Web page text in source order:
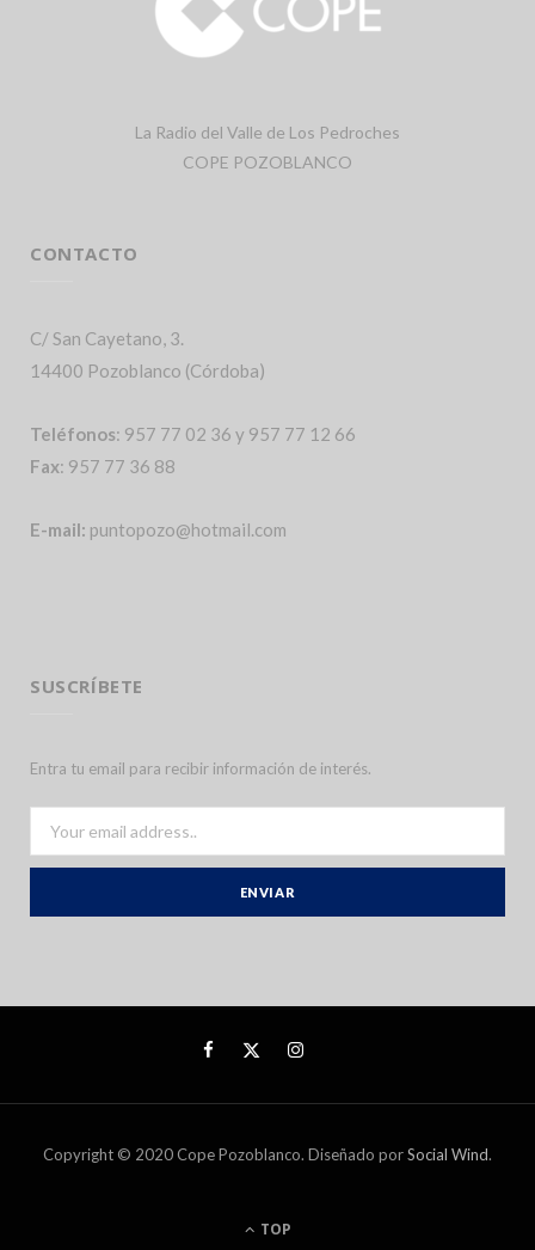
La Radio del Valle de Los Pedroches
COPE POZOBLANCO
CONTACTO
C/ San Cayetano, 3.
14400 Pozoblanco (Córdoba)
Teléfonos: 957 77 02 36 y 957 77 12 66
Fax: 957 77 36 88
E-mail: puntopozo@hotmail.com
SUSCRÍBETE
Entra tu email para recibir información de interés.
Copyright © 2020 Cope Pozoblanco. Diseñado porSocial Wind.
TOP